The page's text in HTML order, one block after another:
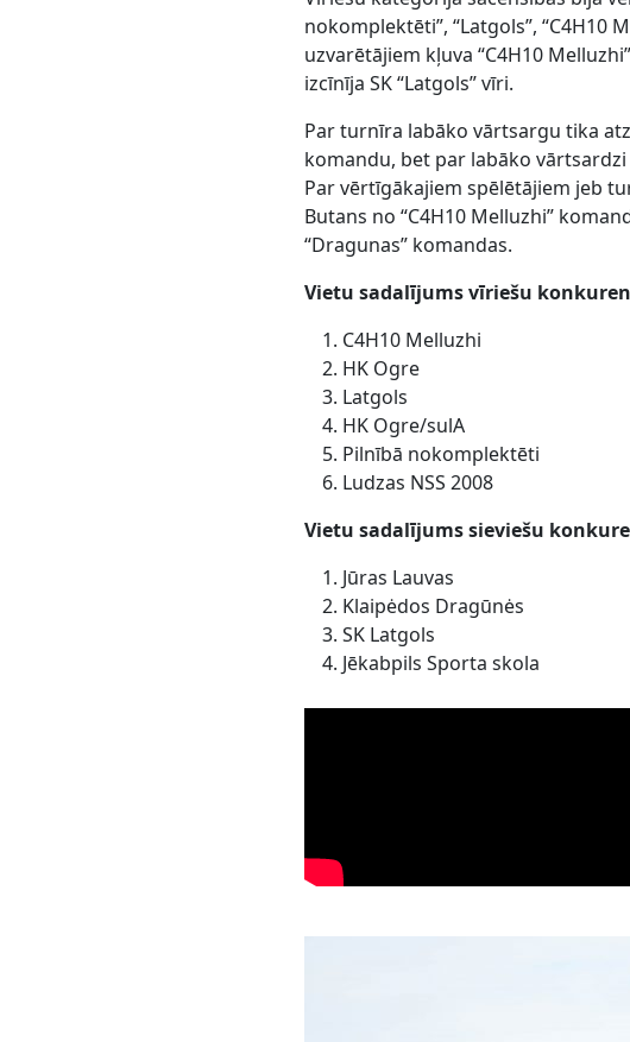
nokomplektēti”, “Latgols”, “C4H10
uzvarētājiem kļuva “C4H10
izcīnīja SK “Latgols” vīri.
Par turnīra labāko vārtsargu tika
komandu, bet par labāko vārtsardzi
Par vērtīgākajiem spēlētājiem jeb
Butans no “C4H10 Melluzhi”
“Dragunas” komandas.
Vietu sadalījums vīriešu
C4H10 Melluzhi
HK Ogre
Latgols
HK Ogre/sulA
Pilnībā nokomplektēti
Ludzas NSS 2008
Vietu sadalījums sieviešu
Jūras Lauvas
Klaipėdos Dragūnės
SK Latgols
Jēkabpils Sporta skola